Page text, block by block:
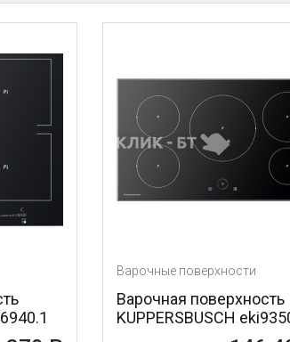
Варочные поверхности
Варочная поверхность
KUPPERSBUSCH eki9350.2f